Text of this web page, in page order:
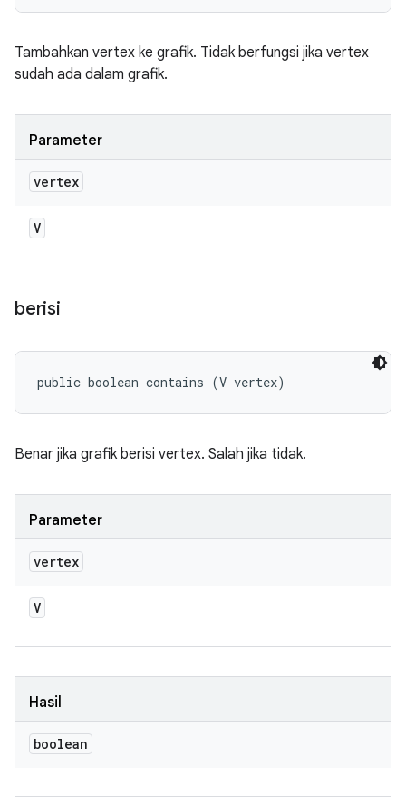
Tambahkan vertex ke grafik. Tidak berfungsi jika vertex
sudah ada dalam grafik.
Parameter
vertex
V
berisi
public boolean contains (V vertex)
Benar jika grafik berisi vertex. Salah jika tidak.
Parameter
vertex
V
Hasil
boolean